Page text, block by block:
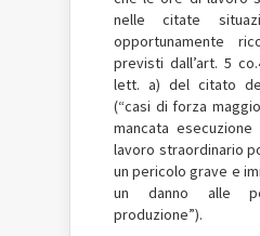
nelle citate
opportunamente
previsti dall’art. 5
lett. a) del citato
(“casi di forza
mancata
lavoro straordinario
un pericolo grave e
un danno alle
produzione”).